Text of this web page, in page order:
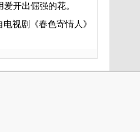
开出倔强的花。
视剧
《春色寄情人》